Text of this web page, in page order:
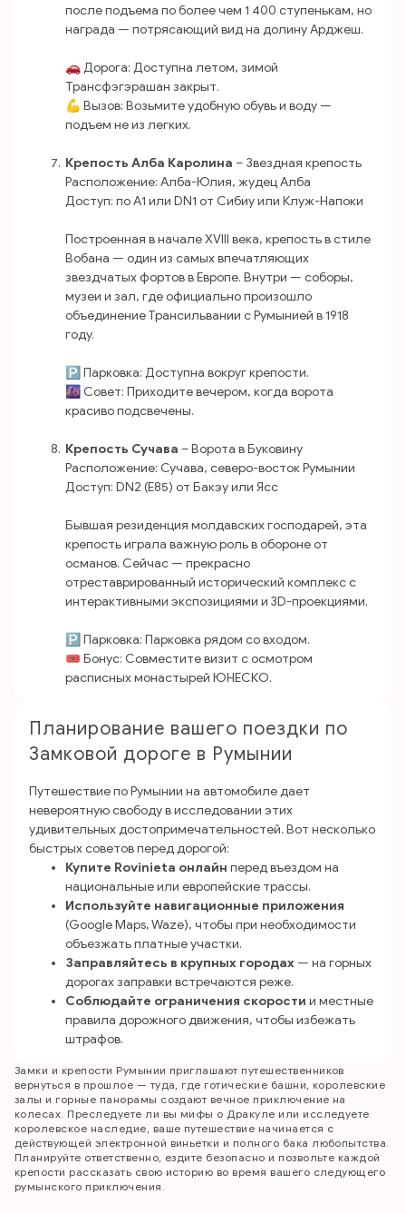
после подъема по более чем 1 400 ступенькам, но
награда — потрясающий вид на долину Арджеш.
🚗 Дорога: Доступна летом, зимой
Трансфэгэрашан закрыт.
💪 Вызов: Возьмите удобную обувь и воду —
подъем не из легких.
Крепость Алба Каролина – Звездная крепость
Расположение: Алба-Юлия, жудец Алба
Доступ: по A1 или DN1 от Сибиу или Клуж-Напоки
Построенная в начале XVIII века, крепость в стиле
Вобана — один из самых впечатляющих
звездчатых фортов в Европе. Внутри — соборы,
музеи и зал, где официально произошло
объединение Трансильвании с Румынией в 1918
году.
🅿️ Парковка: Доступна вокруг крепости.
🌆 Совет: Приходите вечером, когда ворота
красиво подсвечены.
Крепость Сучава – Ворота в Буковину
Расположение: Сучава, северо-восток Румынии
Доступ: DN2 (E85) от Бакэу или Ясс
Бывшая резиденция молдавских господарей, эта
крепость играла важную роль в обороне от
османов. Сейчас — прекрасно
отреставрированный исторический комплекс с
интерактивными экспозициями и 3D-проекциями.
🅿️ Парковка: Парковка рядом со входом.
🎟 Бонус: Совместите визит с осмотром
расписных монастырей ЮНЕСКО.
Планирование вашего поездки по
Замковой дороге в Румынии
Путешествие по Румынии на автомобиле дает
невероятную свободу в исследовании этих
удивительных достопримечательностей. Вот несколько
быстрых советов перед дорогой:
Купите Rovinieta онлайн перед въездом на
национальные или европейские трассы.
Используйте навигационные приложения
(Google Maps, Waze), чтобы при необходимости
объезжать платные участки.
Заправляйтесь в крупных городах — на горных
дорогах заправки встречаются реже.
Соблюдайте ограничения скорости и местные
правила дорожного движения, чтобы избежать
штрафов.
Замки и крепости Румынии приглашают путешественников
вернуться в прошлое — туда, где готические башни, королевские
залы и горные панорамы создают вечное приключение на
колесах. Преследуете ли вы мифы о Дракуле или исследуете
королевское наследие, ваше путешествие начинается с
действующей электронной виньетки и полного бака любопытства.
Планируйте ответственно, ездите безопасно и позвольте каждой
крепости рассказать свою историю во время вашего следующего
румынского приключения.